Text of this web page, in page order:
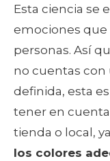
Esta ciencia se
emociones que
personas. Así
no cuentas con
definida, esta
tener en
tienda o local,
los colores